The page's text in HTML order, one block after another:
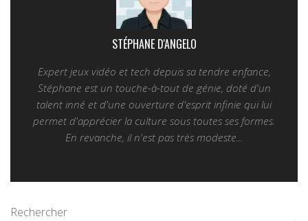
STÉPHANE D'ANGELO
Expert jeux vidéo et tech depuis sa tendre enfance,
Stéphane est un touche-à-tout de génie, doté d'un
talent inné et d'une ouverture d'esprit infinie qui lui
permet d'apprécier la culture sous toutes ses formes.
En revanche, il n'est pas très modeste...
Rechercher